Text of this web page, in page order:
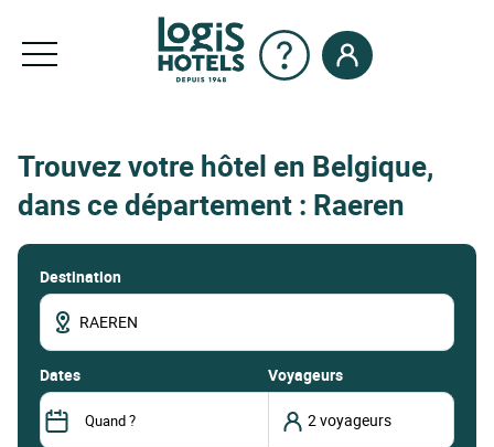
Trouvez votre hôtel en Belgique,
dans ce département : Raeren
Destination
dates Voyageurs